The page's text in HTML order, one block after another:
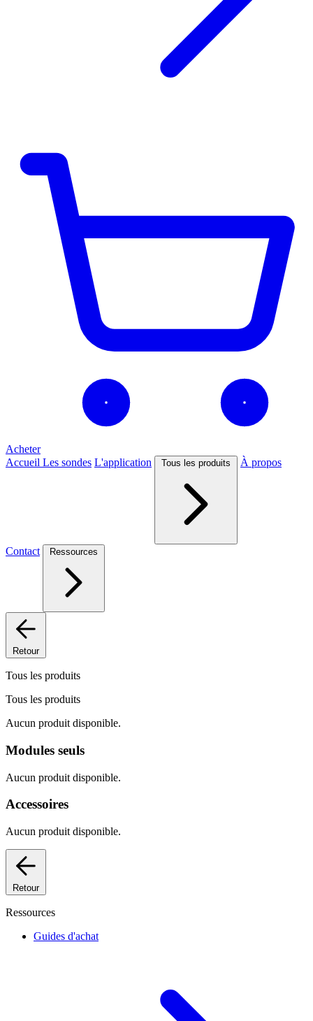
Acheter
Accueil Les sondes L'application Tous les produits À propos
Contact Ressources
Retour
Tous les produits
Tous les produits
Aucun produit disponible.
Modules seuls
Aucun produit disponible.
Accessoires
Aucun produit disponible.
Retour
Ressources
Guides d'achat